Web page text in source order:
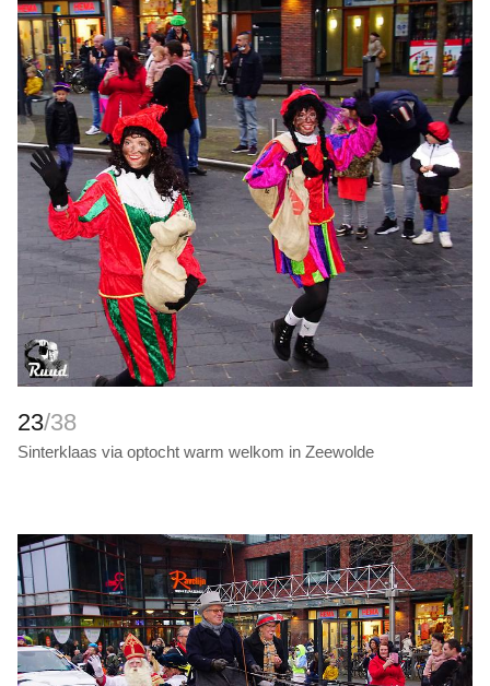
23/38
Sinterklaas via optocht warm welkom in Zeewolde